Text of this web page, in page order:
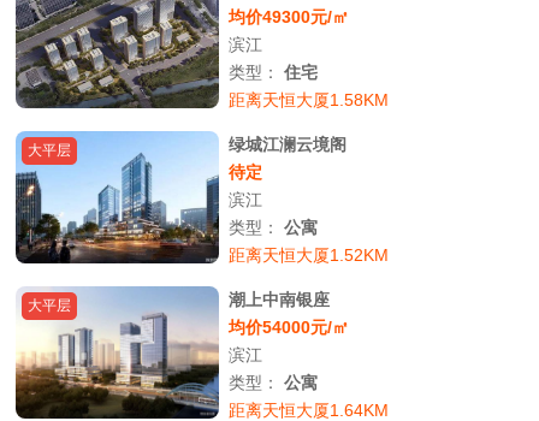
均价49300元/㎡
滨江
类型：住宅
距离天恒大厦1.58KM
大平层
绿城江澜云境阁
待定
滨江
类型：公寓
距离天恒大厦1.52KM
大平层
潮上中南银座
均价54000元/㎡
滨江
类型：公寓
距离天恒大厦1.64KM